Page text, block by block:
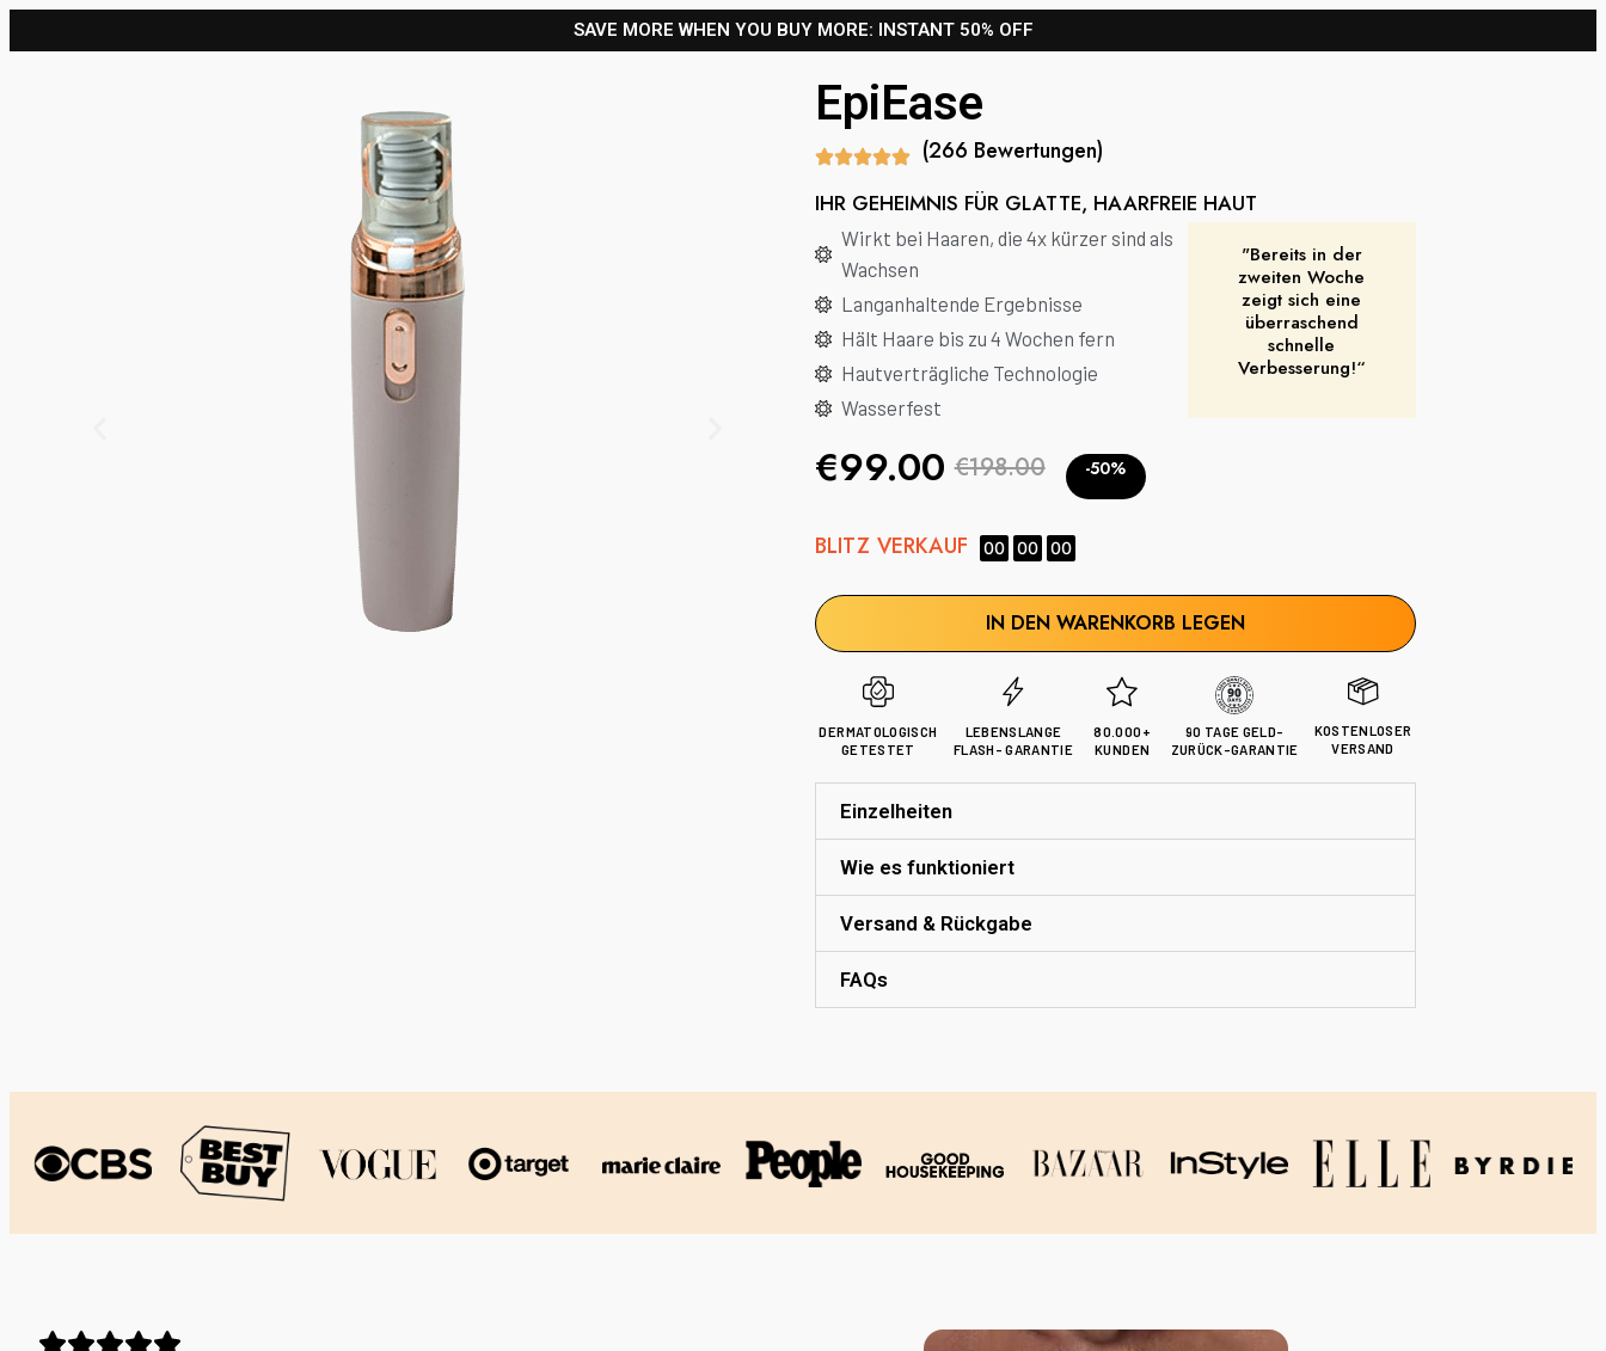
SAVE MORE WHEN YOU BUY MORE: INSTANT 50% OFF
EpiEase
(266 Bewertungen)
IHR GEHEIMNIS FÜR GLATTE, HAARFREIE HAUT
Wirkt bei Haaren, die 4x kürzer sind als
Wachsen
Langanhaltende Ergebnisse
Hält Haare bis zu 4 Wochen fern
Hautverträgliche Technologie
Wasserfest
"Bereits in der
zweiten Woche
zeigt sich eine
überraschend
schnelle
Verbesserung!“
€99.00 €198.00 -50%
BLITZ VERKAUF 00 00 00
IN DEN WARENKORB LEGEN
DERMATOLOGISCH
GETESTET
LEBENSLANGE
FLASH- GARANTIE
80.000+
KUNDEN
90 TAGE GELD-
ZURÜCK-GARANTIE
KOSTENLOSER
VERSAND
Einzelheiten
Wie es funktioniert
Versand & Rückgabe
FAQs